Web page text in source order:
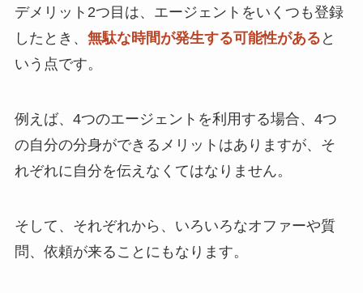
デメリット2つ目は、エージェントをいくつも登録
したとき、 無駄な時間が発生する可能性がある と
いう点です。
例えば、4つのエージェントを利用する場合、4つ
の自分の分身ができるメリットはありますが、そ
れぞれに自分を伝えなくてはなりません。
そして、それぞれから、いろいろなオファーや質
問、依頼が来ることにもなります。